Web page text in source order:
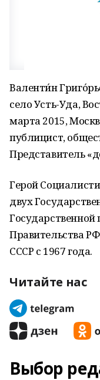
Валенти́н
село Усть-Уда,
марта 2015,
публицист,
Представитель
Герой
двух
Правительства
СССР с 1967 года.
Читайте нас
Выбор